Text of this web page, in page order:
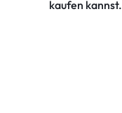
kaufen kannst.